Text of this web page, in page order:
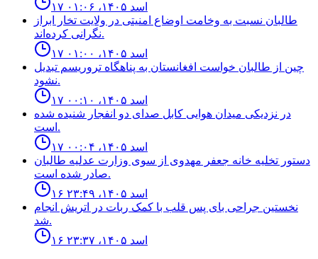
۱۷ اسد ۱۴۰۵، ۰۱:۰۶
طالبان نسبت به وخامت اوضاع امنیتی در ولایت تخار ابراز
نگرانی کرده‌اند.
۱۷ اسد ۱۴۰۵، ۰۱:۰۰
چين از طالبان خواست افغانستان به پناهگاه تروريسم تبديل
نشود.
۱۷ اسد ۱۴۰۵، ۰۰:۱۰
در نزدیکی میدان هوایی کابل صدای دو انفجار شنیده شده
است.
۱۷ اسد ۱۴۰۵، ۰۰:۰۴
دستور تخليه خانه جعفر مهدوى از سوى وزارت عدليه طالبان
صادر شده است.
۱۶ اسد ۱۴۰۵، ۲۳:۴۹
نخستين جراحى باى پس قلب با كمک ربات در اتريش انجام
شد.
۱۶ اسد ۱۴۰۵، ۲۳:۳۷